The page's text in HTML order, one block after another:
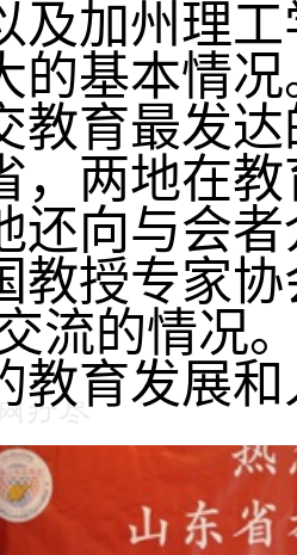
及加州理
的基本情
教育最发
，两地在
还向与会
教授专家
流的情况
教育发展